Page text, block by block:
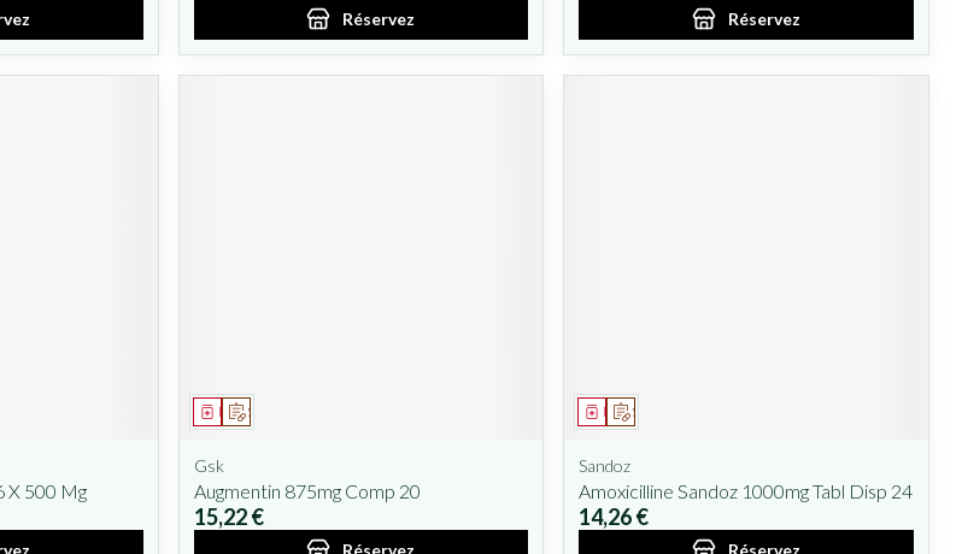
Réservez Réservez
X 500 Mg
Sur prescription
Médicament
Gsk
Augmentin 875mg Comp 20
15,22 €
Réservez
Sur prescription
Médicament
Sandoz
Amoxicilline Sandoz 1000mg Tabl Disp 24
14,26 €
Réservez